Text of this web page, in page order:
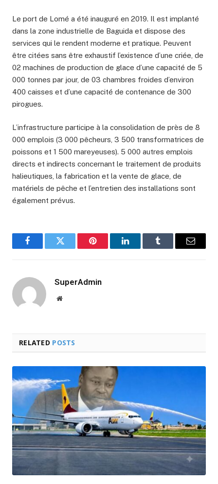
Le port de Lomé a été inauguré en 2019. Il est implanté
dans la zone industrielle de Baguida et dispose des
services qui le rendent moderne et pratique. Peuvent
être citées sans être exhaustif l’existence d’une criée, de
02 machines de production de glace d’une capacité de 5
000 tonnes par jour, de 03 chambres froides d’environ
400 caisses et d’une capacité de contenance de 300
pirogues.
L’infrastructure participe à la consolidation de près de 8
000 emplois (3 000 pêcheurs, 3 500 transformatrices de
poissons et 1 500 mareyeuses). 5 000 autres emplois
directs et indirects concernant le traitement de produits
halieutiques, la fabrication et la vente de glace, de
matériels de pêche et l’entretien des installations sont
également prévus.
FacebookTwitter Pinterest LinkedInTumblr Email
SuperAdmin
Website
RELATED POSTS